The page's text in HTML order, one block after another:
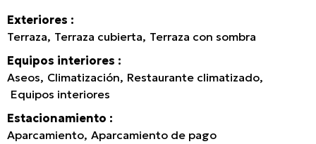
Exteriores
Terraza Terraza cubierta Terraza con sombra
Equipos interiores
Aseos Climatización Restaurante climatizado
Equipos interiores
Estacionamiento
Aparcamiento Aparcamiento de pago